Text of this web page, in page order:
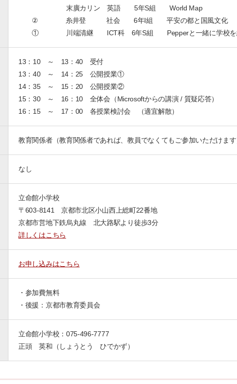
末廣カリン 英語 5年S組 World Map
② 糸井登 社会 6年I組 平安の都と国風文化
① 川端清継 ICT科 6年S組 Pepperと一緒に学校を紹
13：10 ～ 13：40 受付
13：40 ～ 14：25 公開授業①
14：35 ～ 15：20 公開授業②
15：30 ～ 16：10 全体会（Microsoftからの講演 / 質疑応答）
16：15 ～ 17：00 各授業検討会 （適宜解散）
教育関係者（教育関係者であれば、教員でなくてもご参加いただけます
なし
立命館小学校
〒603-8141 京都市北区小山西上総町22番地
京都市営地下鉄烏丸線 北大路駅より徒歩3分
詳しくはこちら
お申し込みはこちら
・参加費無料
・後援：京都市教育委員会
立命館小学校：075-496-7777
正頭 英和（しょうとう ひでかず）